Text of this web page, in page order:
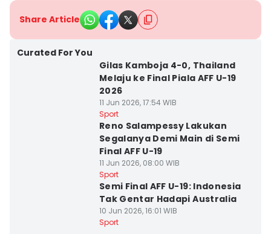
Share Article
Curated For You
Gilas Kamboja 4-0, Thailand
Melaju ke Final Piala AFF U-19
2026
11 Jun 2026, 17:54 WIB
Sport
Reno Salampessy Lakukan
Segalanya Demi Main di Semi
Final AFF U-19
11 Jun 2026, 08:00 WIB
Sport
Semi Final AFF U-19: Indonesia
Tak Gentar Hadapi Australia
10 Jun 2026, 16:01 WIB
Sport